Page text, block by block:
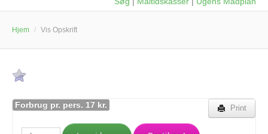
Hjem / Vis Opskrift
Forbrug pr. pers. 17 kr. Print